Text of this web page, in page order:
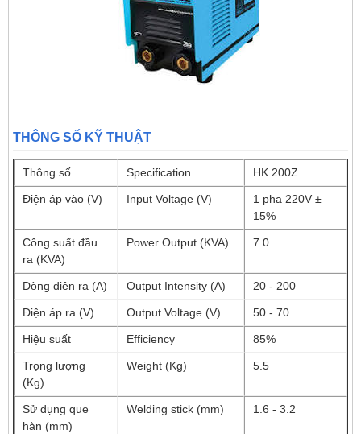
THÔNG SỐ KỸ THUẬT
Thông số Specification HK 200Z
Điện áp vào (V) Input Voltage (V)
1 pha 220V ±
15%
Công suất đầu
ra (KVA)
Power Output (KVA) 7.0
Dòng điện ra (A) Output Intensity (A) 20 - 200
Điện áp ra (V) Output Voltage (V) 50 - 70
Hiệu suất Efficiency 85%
Trọng lượng
(Kg)
Weight (Kg) 5.5
Sử dụng que
hàn (mm)
Welding stick (mm) 1.6 - 3.2